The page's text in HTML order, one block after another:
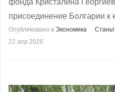
фонда Кристалина
присоединение Болгарии к
Опубликовано в Экономика
22 апр 2026